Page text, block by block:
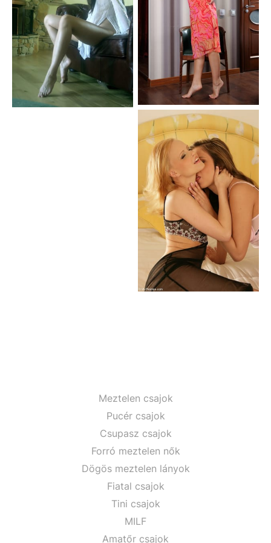
Meztelen csajok
Pucér csajok
Csupasz csajok
Forró meztelen nők
Dögös meztelen lányok
Fiatal csajok
Tini csajok
MILF
Amatőr csajok